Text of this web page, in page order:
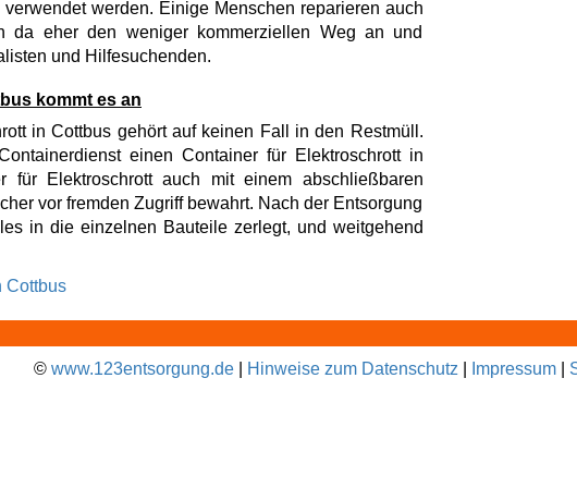
werden. Einige Menschen reparieren auch
da eher den weniger kommerziellen Weg an und
und Hilfesuchenden.
kommt es an
in Cottbus gehört auf keinen Fall in den Restmüll.
einen Container für Elektroschrott in
für Elektroschrott auch mit einem abschließbaren
vor fremden Zugriff bewahrt. Nach der Entsorgung
in die einzelnen Bauteile zerlegt, und weitgehend
Cottbus
© www.123entsorgung.de| Hinweise zum Datenschutz Impressum|